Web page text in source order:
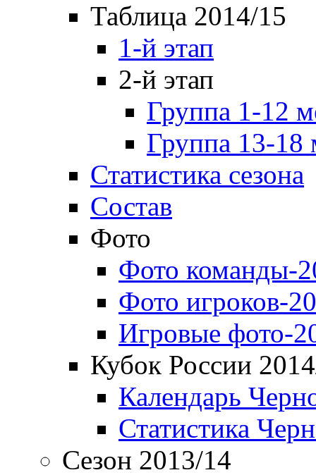
Таблица 2014/15
1-й этап
2-й этап
Группа 1-12
Группа 13-18
Статистика сезона
Состав
Фото
Фото команды-
Фото игроков-
Игровые фото-
Кубок России
Календарь
Статистика
Сезон 2013/14